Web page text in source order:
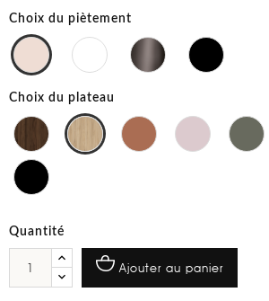
Choix du piètement
Choix du plateau
Quantité
Ajouter au panier